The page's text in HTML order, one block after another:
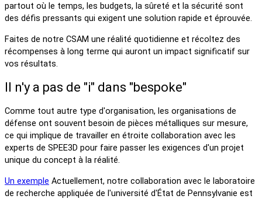
partout où le temps, les budgets, la sûreté et la sécurité sont
des défis pressants qui exigent une solution rapide et éprouvée.
Faites de notre CSAM une réalité quotidienne et récoltez des
récompenses à long terme qui auront un impact significatif sur
vos résultats.
Il n'y a pas de "i" dans "bespoke"
Comme tout autre type d'organisation, les organisations de
défense ont souvent besoin de pièces métalliques sur mesure,
ce qui implique de travailler en étroite collaboration avec les
experts de SPEE3D pour faire passer les exigences d'un projet
unique du concept à la réalité.
Un exemple Actuellement, notre collaboration avec le laboratoire
de recherche appliquée de l'université d'État de Pennsylvanie est